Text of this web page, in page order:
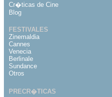
Cr�ticas de Cine
Blog
FESTIVALES
Zinemaldia
Cannes
Venecia
Berlinale
Sundance
Otros
PRECR�TICAS